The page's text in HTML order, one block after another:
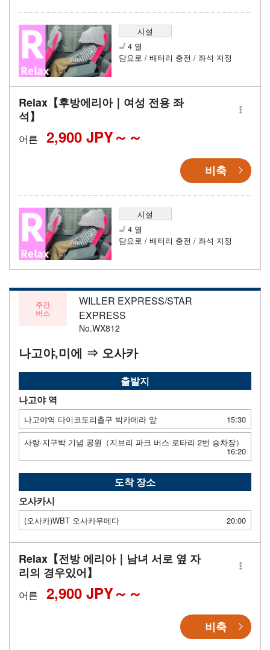
시설
4 열
담요로 / 배터리 충전 / 좌석 지정
Relax【후방에리아｜여성 전용 좌
석】
어른 2,900 JPY～
비축
시설
4 열
담요로 / 배터리 충전 / 좌석 지정
주간
버스
WILLER EXPRESS/STAR
EXPRESS
No.WX812
나고야,미에 ⇒ 오사카
출발지
나고야 역
나고야역 다이코도리출구 빅카메라 앞
15:30
사랑·지구박 기념 공원（지브리 파크 버스 로타리 2번 승차장）
16:20
도착 장소
오사카시
(오사카)WBT 오사카우메다 20:00
Relax【전방 에리아｜남녀 서로 옆 자
리의 경우있어】
어른 2,900 JPY～
비축